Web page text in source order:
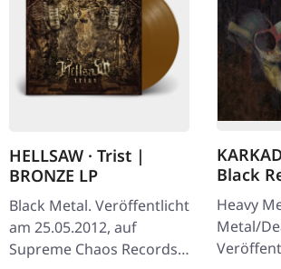
HELLSAW · Trist |
BRONZE LP
Black Metal. Veröffentlicht
am 25.05.2012, auf
Supreme Chaos Records.
Black
Heavy
Metal/